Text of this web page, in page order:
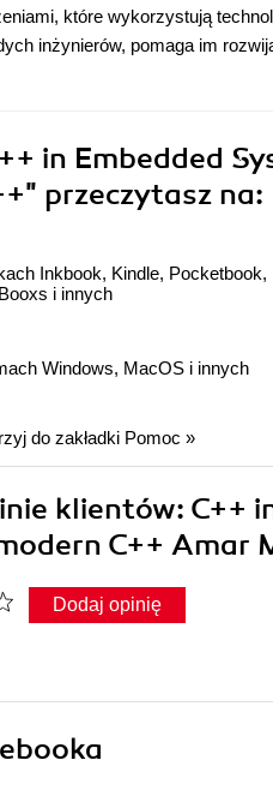
które wykorzystują
inżynierów, pomaga im
in Embedded
przeczytasz na:
Inkbook, Kindle, Pocketbook,
i innych
Windows, MacOS i innych
do zakładki Pomoc »
klientów: C++
C++ Amar
Dodaj opinię
ebooka